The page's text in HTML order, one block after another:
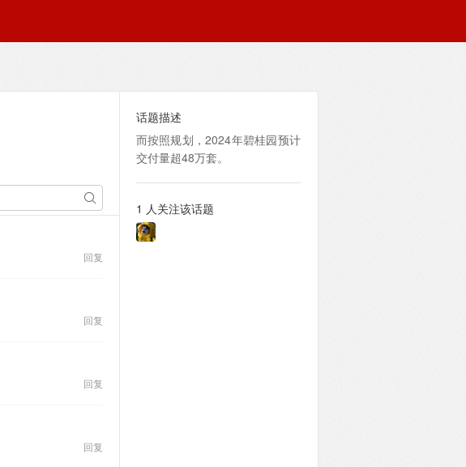
回复
回复
回复
回复
话题描述
而按照规划，2024年碧桂园预计
交付量超48万套。
1 人关注该话题